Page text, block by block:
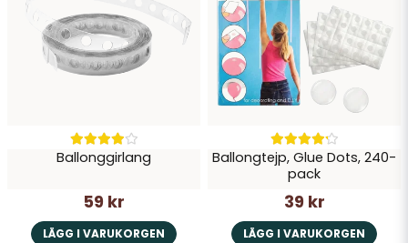
Ballonggirlang
59 kr
LÄGG I VARUKORGEN
Ballongtejp, Glue Dots, 240-
pack
39 kr
LÄGG I VARUKORGEN